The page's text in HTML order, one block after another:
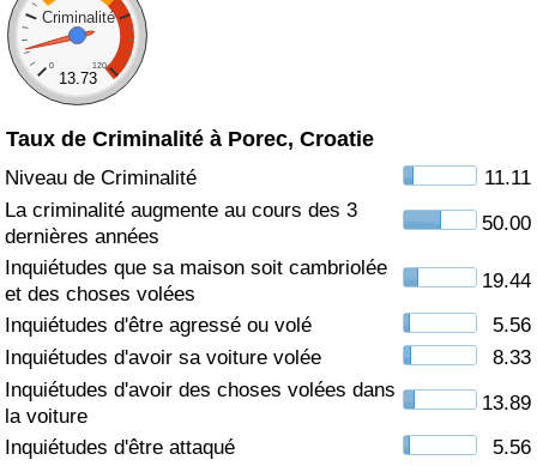
Criminalité
0 120
13.73
Taux de Criminalité à Porec, Croatie
Niveau de Criminalité
11.11
La criminalité augmente au cours des 3
dernières années
50.00
Inquiétudes que sa maison soit cambriolée
et des choses volées
19.44
Inquiétudes d'être agressé ou volé
5.56
Inquiétudes d'avoir sa voiture volée
8.33
Inquiétudes d'avoir des choses volées dans
la voiture
13.89
Inquiétudes d'être attaqué
5.56
Indice du coût de la vie par pays
à Akaba
Indice des Prix de l'immobilier par Pays
Indice de qualité de vie par pays
Criminalité
Indice de Criminalité (Actuel)
Indice de Criminalité
Indice de criminalité par pays
Soins de santé
Indice des soins de santé (Actuel)
Indice des soins de santé